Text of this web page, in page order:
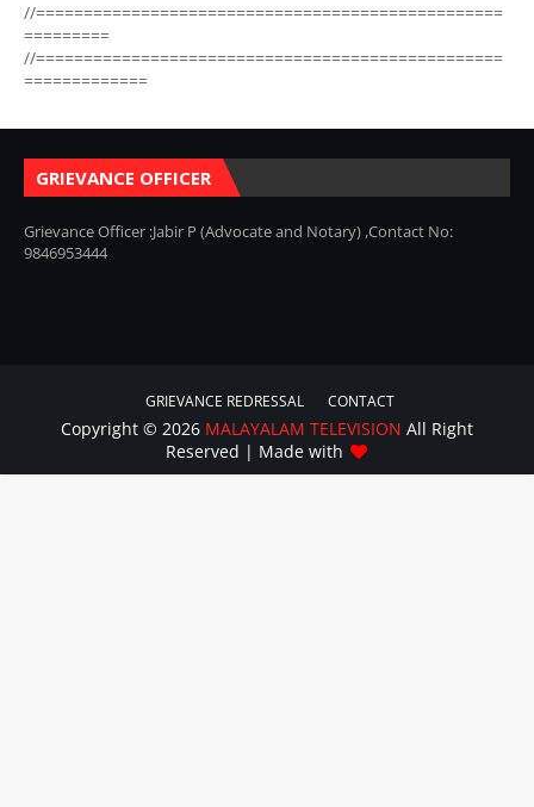
//=================================================
=========
//=================================================
=============
GRIEVANCE OFFICER
Grievance Officer :Jabir P (Advocate and Notary) ,Contact No:
9846953444
GRIEVANCE REDRESSAL CONTACT
Copyright © 2026 MALAYALAM TELEVISION All Right
Reserved | Made with